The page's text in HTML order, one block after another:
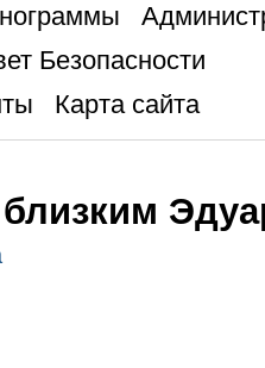
Безопасности
Карта сайта